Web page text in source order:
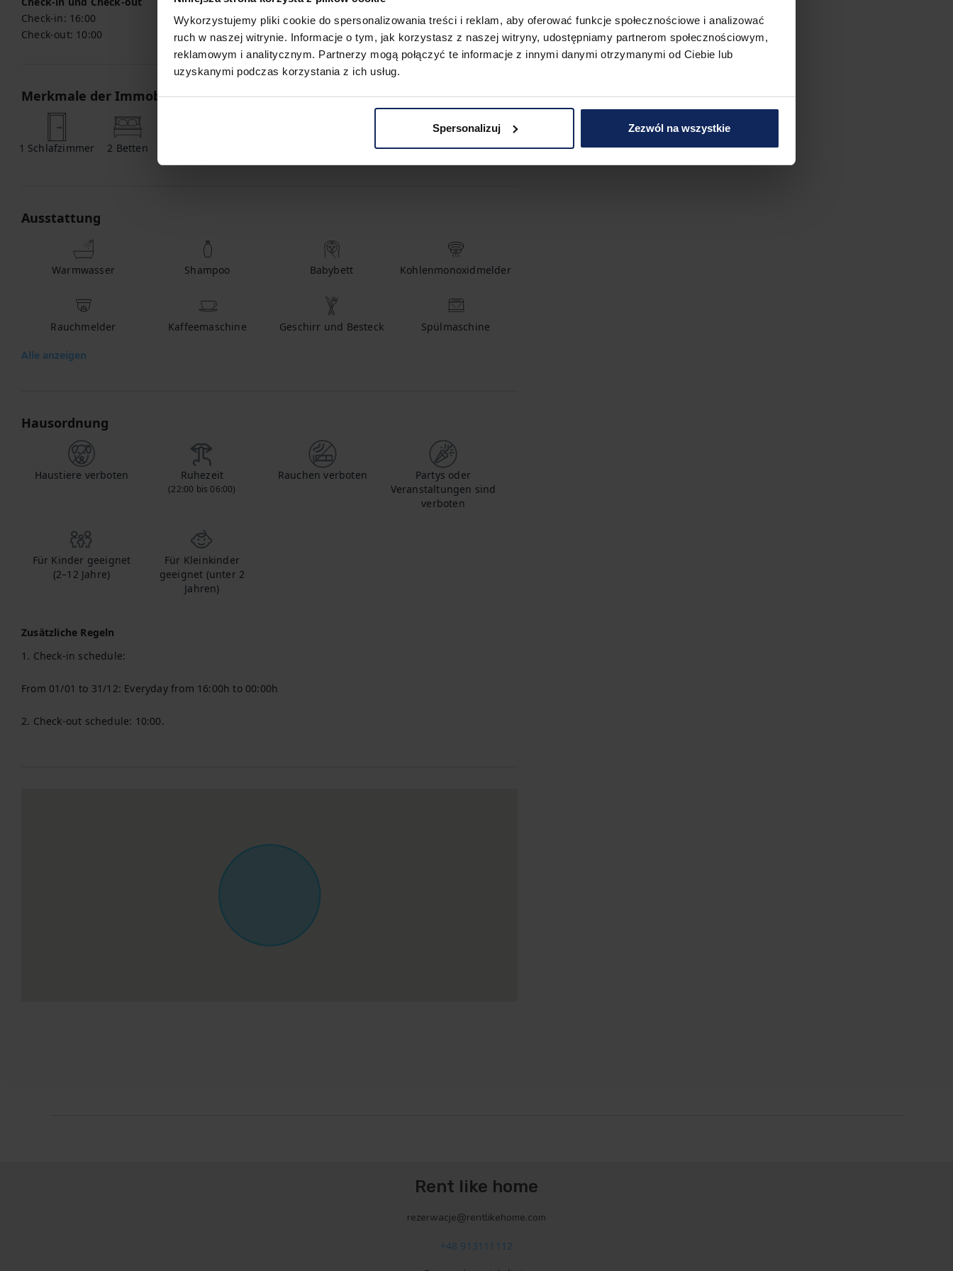
Wykorzystujemy pliki cookie do spersonalizowania treści i reklam, aby oferować funkcje społecznościowe i analizować
ruch w naszej witrynie. Informacje o tym, jak korzystasz z naszej witryny, udostępniamy partnerom społecznościowym,
reklamowym i analitycznym. Partnerzy mogą połączyć te informacje z innymi danymi otrzymanymi od Ciebie lub
uzyskanymi podczas korzystania z ich usług.
Spersonalizuj Zezwól na wszystkie
Check-in: 16:00
Check-out: 10:00
Merkmale der Immobilie
1 Schlafzimmer 2 Betten
Ausstattung
Warmwasser Shampoo Babybett Kohlenmonoxidmelder
Rauchmelder Kaffeemaschine Geschirr und Besteck Spülmaschine
Alle anzeigen
Hausordnung
Haustiere verboten Ruhezeit
(22:00 bis 06:00)
Rauchen verboten
Partys oder
Veranstaltungen sind
verboten
Für Kinder geeignet
(2–12 Jahre)
Für Kleinkinder
geeignet (unter 2
Jahren)
Zusätzliche Regeln
1. Check-in schedule:
From 01/01 to 31/12: Everyday from 16:00h to 00:00h
2. Check-out schedule: 10:00.
Rent like home
rezerwacje@rentlikehome.com
+48 913111112